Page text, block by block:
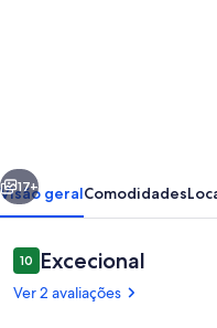
Estremoz
Seguinte
17+
Visão geralComodidades
Avaliações
1010 em 10
Excecional
Ver 2 avaliações